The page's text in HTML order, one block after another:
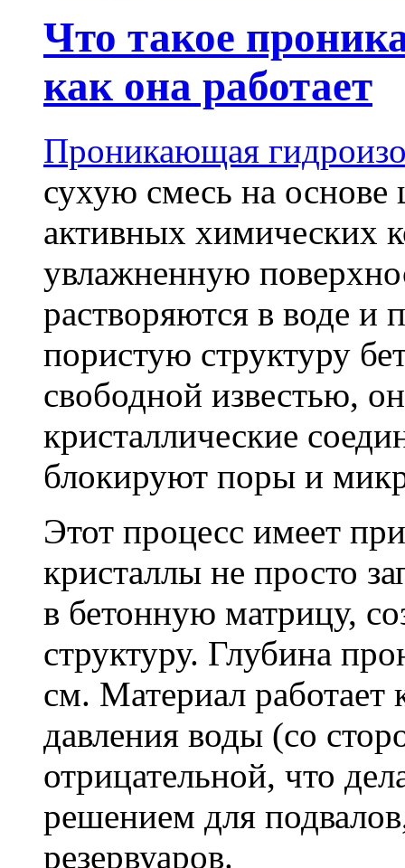
Что такое
как она работает
Проникающая
сухую смесь на основе
активных химических
увлажненную
растворяются в воде и
пористую структуру
свободной известью,
кристаллические
блокируют поры и
Этот процесс имеет
кристаллы не просто
в бетонную матрицу,
структуру. Глубина
см. Материал работает
давления воды (со
отрицательной, что
решением для
резервуаров.